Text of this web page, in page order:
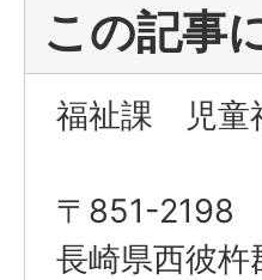
この記事
福祉課 児童
〒851-2198
長崎県西彼杵